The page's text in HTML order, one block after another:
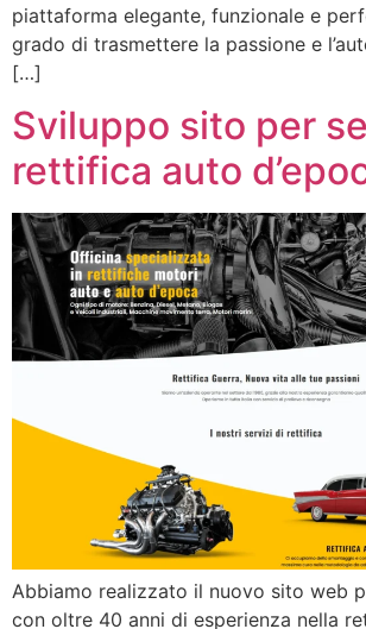
piattaforma elegante, funzionale e
grado di trasmettere la passione e
[…]
Sviluppo sito per
rettifica auto
Abbiamo realizzato il nuovo sito web
con oltre 40 anni di esperienza nella